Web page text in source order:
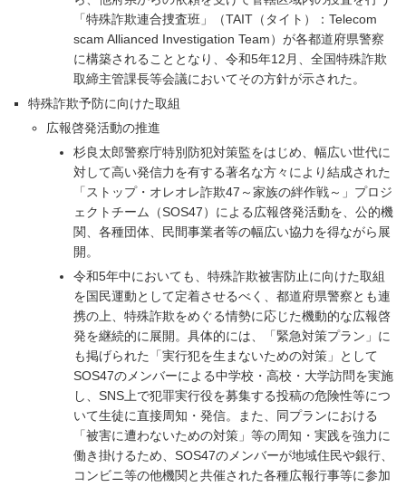
「特殊詐欺連合捜査班」（TAIT（タイト）：Telecom
scam Allianced Investigation Team）が各都道府県警察
に構築されることとなり、令和5年12月、全国特殊詐欺
取締主管課長等会議においてその方針が示された。
特殊詐欺予防に向けた取組
広報啓発活動の推進
杉良太郎警察庁特別防犯対策監をはじめ、幅広い世代に
対して高い発信力を有する著名な方々により結成された
「ストップ・オレオレ詐欺47～家族の絆作戦～」プロジ
ェクトチーム（SOS47）による広報啓発活動を、公的機
関、各種団体、民間事業者等の幅広い協力を得ながら展
開。
令和5年中においても、特殊詐欺被害防止に向けた取組
を国民運動として定着させるべく、都道府県警察とも連
携の上、特殊詐欺をめぐる情勢に応じた機動的な広報啓
発を継続的に展開。具体的には、「緊急対策プラン」に
も掲げられた「実行犯を生まないための対策」として
SOS47のメンバーによる中学校・高校・大学訪問を実施
し、SNS上で犯罪実行役を募集する投稿の危険性等につ
いて生徒に直接周知・発信。また、同プランにおける
「被害に遭わないための対策」等の周知・実践を強力に
働き掛けるため、SOS47のメンバーが地域住民や銀行、
コンビニ等の他機関と共催された各種広報行事等に参加